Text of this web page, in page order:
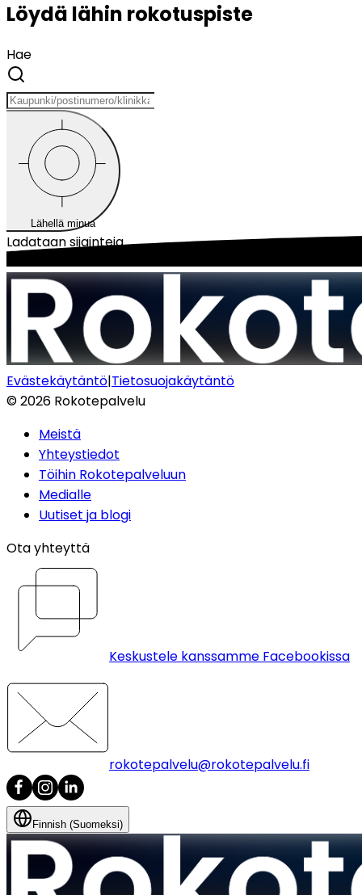
Löydä lähin rokotuspiste
Hae
Lähellä minua
Ladataan sijainteja...
Evästekäytäntö|Tietosuojakäytäntö
©2026 Rokotepalvelu
Meistä
Yhteystiedot
Töihin Rokotepalveluun
Medialle
Uutiset ja blogi
Ota yhteyttä
Keskustele kanssamme Facebookissa
rokotepalvelu@rokotepalvelu.fi
Finnish (Suomeksi)